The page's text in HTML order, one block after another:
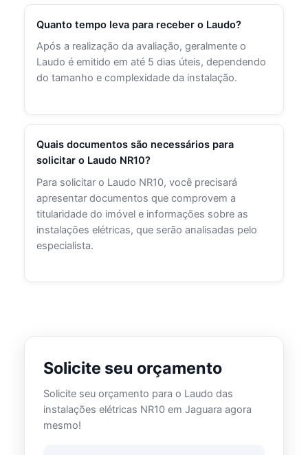
Quanto tempo leva para receber o Laudo?
Após a realização da avaliação, geralmente o
Laudo é emitido em até 5 dias úteis, dependendo
do tamanho e complexidade da instalação.
Quais documentos são necessários para
solicitar o Laudo NR10?
Para solicitar o Laudo NR10, você precisará
apresentar documentos que comprovem a
titularidade do imóvel e informações sobre as
instalações elétricas, que serão analisadas pelo
especialista.
Solicite seu orçamento
Solicite seu orçamento para o Laudo das
instalações elétricas NR10 em Jaguara agora
mesmo!